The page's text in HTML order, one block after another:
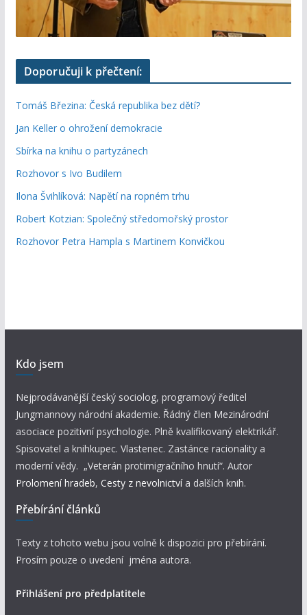
Doporučuji k přečtení:
Tomáš Březina: Česká republika bez dětí?
Jan Keller o ohrožení demokracie
Sbírka na knihu o partyzánech
Rozhovor s Ivo Budilem
Ilona Švihlíková: Napětí na ropném trhu
Robert Kotzian: Společný středomořský prostor
Rozhovor Petra Hampla s Martinem Konvičkou
Kdo jsem
Nejprodávanější český sociolog, programový ředitel
Jungmannovy národní akademie. Řádný člen Mezinárodní
asociace pozitivní psychologie. Plně kvalifikovaný elektrikář.
Spisovatel a knihkupec. Vlastenec. Zastánce racionality a
moderní vědy. „Veterán protimigračního hnutí“. Autor
Prolomení hradeb, Cesty z nevolnictví a dalších knih.
Přebírání článků
Texty z tohoto webu jsou volně k dispozici pro přebírání.
Prosím pouze o uvedení jména autora.
Přihlášení pro předplatitele